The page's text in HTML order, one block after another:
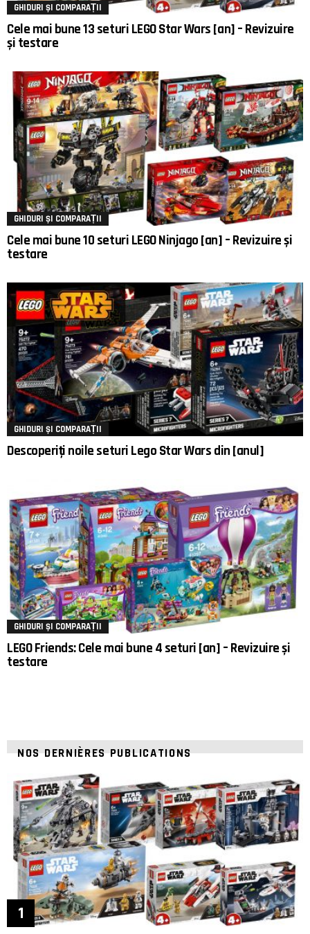
GHIDURI ȘI COMPARAȚII
Cele mai bune 13 seturi LEGO Star Wars [an] – Revizuire
și testare
GHIDURI ȘI COMPARAȚII
Cele mai bune 10 seturi LEGO Ninjago [an] – Revizuire și
testare
GHIDURI ȘI COMPARAȚII
Descoperiți noile seturi Lego Star Wars din [anul]
GHIDURI ȘI COMPARAȚII
LEGO Friends: Cele mai bune 4 seturi [an] – Revizuire și
testare
NOS DERNIÈRES PUBLICATIONS